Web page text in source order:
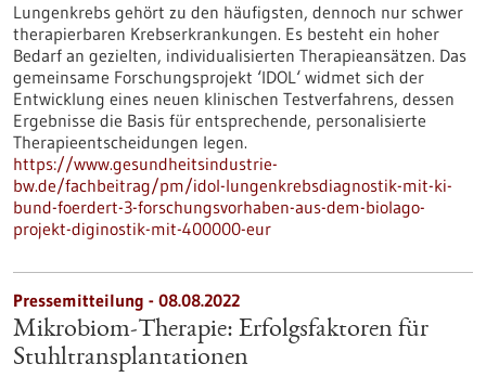
Lungenkrebs gehört zu den häufigsten, dennoch nur schwer
therapierbaren Krebserkrankungen. Es besteht ein hoher
Bedarf an gezielten, individualisierten Therapieansätzen. Das
gemeinsame Forschungsprojekt ‘IDOL‘ widmet sich der
Entwicklung eines neuen klinischen Testverfahrens, dessen
Ergebnisse die Basis für entsprechende, personalisierte
Therapieentscheidungen legen.
https://www.gesundheitsindustrie-
bw.de/fachbeitrag/pm/idol-lungenkrebsdiagnostik-mit-ki-
bund-foerdert-3-forschungsvorhaben-aus-dem-biolago-
projekt-diginostik-mit-400000-eur
Pressemitteilung - 08.08.2022
Mikrobiom-Therapie: Erfolgsfaktoren für
Stuhltransplantationen